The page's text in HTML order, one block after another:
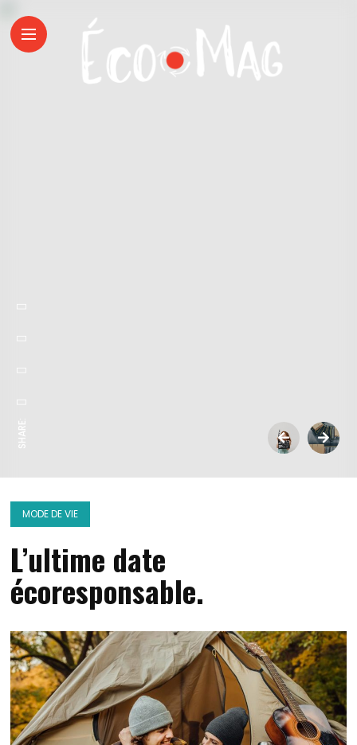
SHARE:
MODE DE VIE
L’ultime date
écoresponsable.